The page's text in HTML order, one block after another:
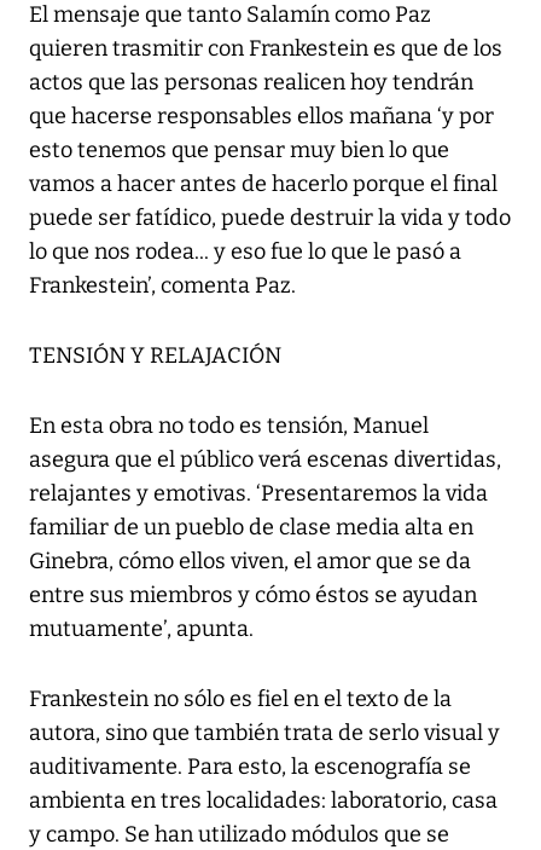
El mensaje que tanto Salamín como Paz
quieren trasmitir con Frankestein es que de los
actos que las personas realicen hoy tendrán
que hacerse responsables ellos mañana ‘y por
esto tenemos que pensar muy bien lo que
vamos a hacer antes de hacerlo porque el final
puede ser fatídico, puede destruir la vida y todo
lo que nos rodea... y eso fue lo que le pasó a
Frankestein’, comenta Paz.
TENSIÓN Y RELAJACIÓN
En esta obra no todo es tensión, Manuel
asegura que el público verá escenas divertidas,
relajantes y emotivas. ‘Presentaremos la vida
familiar de un pueblo de clase media alta en
Ginebra, cómo ellos viven, el amor que se da
entre sus miembros y cómo éstos se ayudan
mutuamente’, apunta.
Frankestein no sólo es fiel en el texto de la
autora, sino que también trata de serlo visual y
auditivamente. Para esto, la escenografía se
ambienta en tres localidades: laboratorio, casa
y campo. Se han utilizado módulos que se